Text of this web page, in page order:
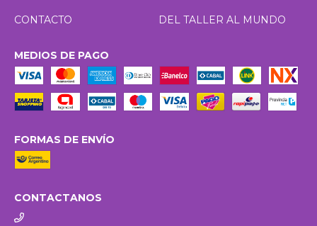
CONTACTO DEL TALLER AL MUNDO
MEDIOS DE PAGO
FORMAS DE ENVÍO
CONTACTANOS